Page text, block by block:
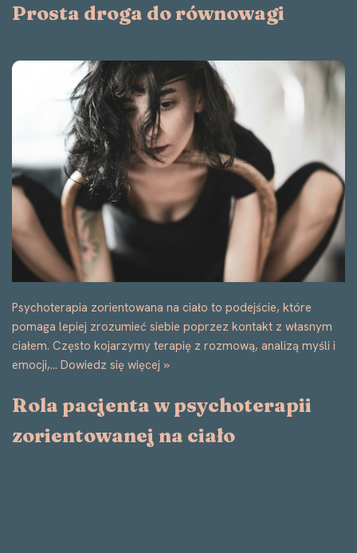
Prosta droga do równowagi
Psychoterapia zorientowana na ciało to podejście, które
pomaga lepiej zrozumieć siebie poprzez kontakt z własnym
ciałem. Często kojarzymy terapię z rozmową, analizą myśli i
emocji,… Dowiedz się więcej »
Rola pacjenta w psychoterapii
zorientowanej na ciało